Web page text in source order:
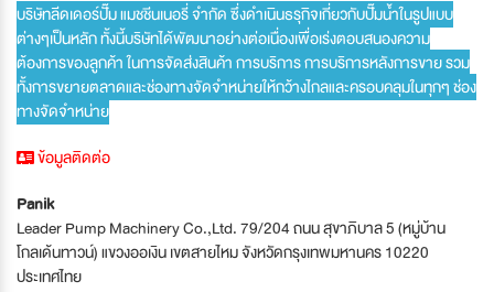
บริษัทลีดเดอร์ปั๊ม แมชชีนเนอรี่ จำกัด ซึ่งดำเนินธรุกิจเกี่ยวกับปั๊มน้ำในรูปแบบ
ต่างๆเป็นหลัก ทั้งนี้บริษัทได้พัฒนาอย่างต่อเนื่องเพื่อเร่งตอบสนองความ
ต้องการของลูกค้า ในการจัดส่งสินค้า การบริการ การบริการหลังการขาย รวม
ทั้งการขยายตลาดและช่องทางจัดจำหน่ายให้กว้างไกลและครอบคลุมในทุกๆ ช่อง
ทางจัดจำหน่าย
ข้อมูลติดต่อ
Panik
Leader Pump Machinery Co.,Ltd. 79/204 ถนน สุขาภิบาล 5 (หมู่บ้าน
โกลเด้นทาวน์) แขวงออเงิน เขตสายไหม จังหวัดกรุงเทพมหานคร 10220
ประเทศไทย